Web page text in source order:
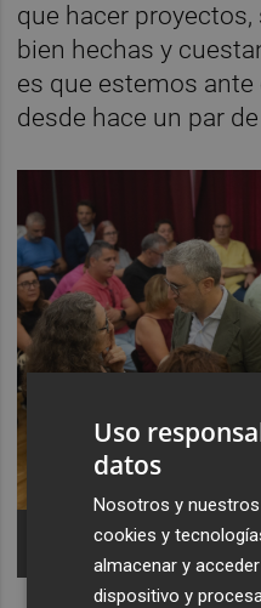
que hacer
bien hechas y
es que estemos
desde hace un par
Reunión para la
tras la Dana. -
Foto:
Uso
datos
Nosotros y
cookies y
almacenar y
dispositivo y